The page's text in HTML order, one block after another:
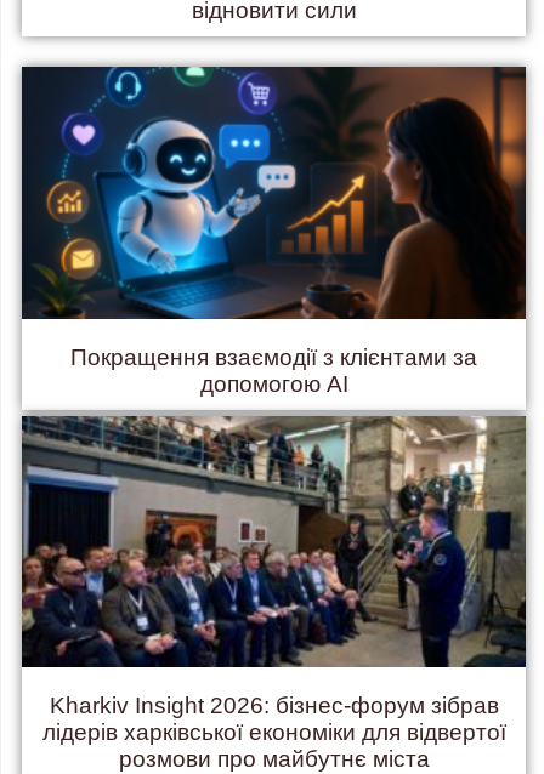
відновити сили
Покращення взаємодії з клієнтами за
допомогою AI
Kharkiv Insight 2026: бізнес-форум зібрав
лідерів харківської економіки для відвертої
розмови про майбутнє міста